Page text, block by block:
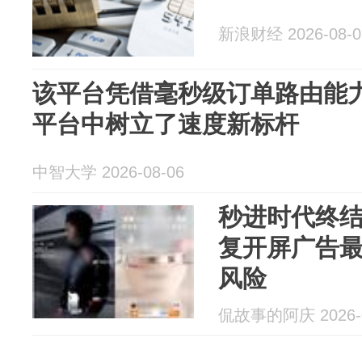
新浪财经 2026-08-
该平台凭借毫秒级订单路由能
平台中树立了速度新标杆
中智大学 2026-08-06
秒进时代终
复开屏广告
风险
侃故事的阿庆